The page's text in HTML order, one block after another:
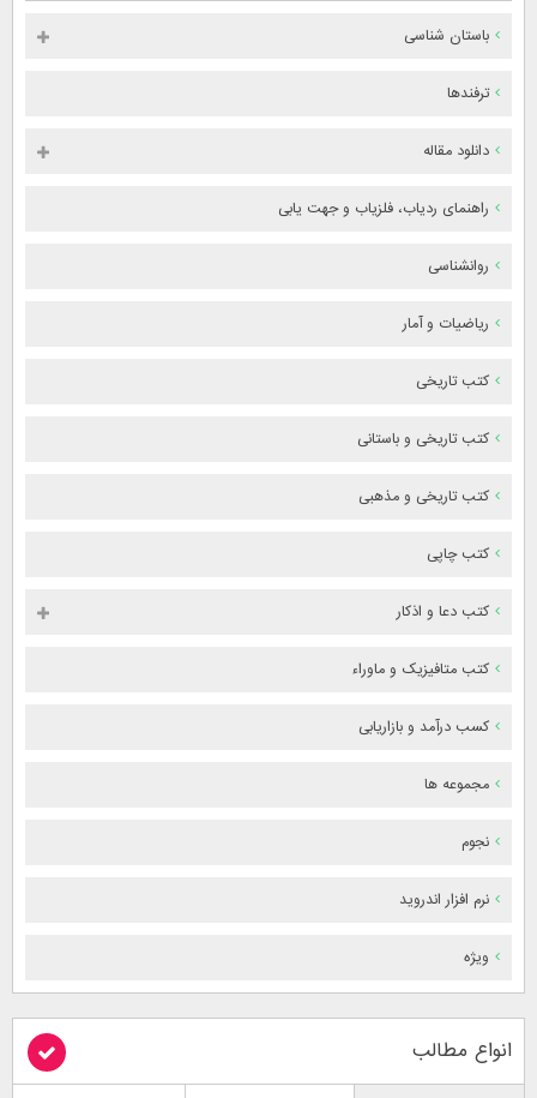
باستان شناسی
ترفندها
دانلود مقاله
راهنمای ردیاب، فلزیاب و جهت یابی
روانشناسی
ریاضیات و آمار
کتب تاریخی
کتب تاریخی و باستانی
کتب تاریخی و مذهبی
کتب چاپی
کتب دعا و اذکار
کتب متافیزیک و ماوراء
کسب درآمد و بازاریابی
مجموعه ها
نجوم
نرم افزار اندروید
ویژه
انواع مطالب